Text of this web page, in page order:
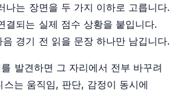
나는 장면을 두 가지 이하로 고릅니다.
결되는 실제 점수 상황을 붙입니다.
음 경기 전 읽을 문장 하나만 남깁니다.
발견하면 그 자리에서 전부 바꾸려
스는 움직임, 판단, 감정이 동시에